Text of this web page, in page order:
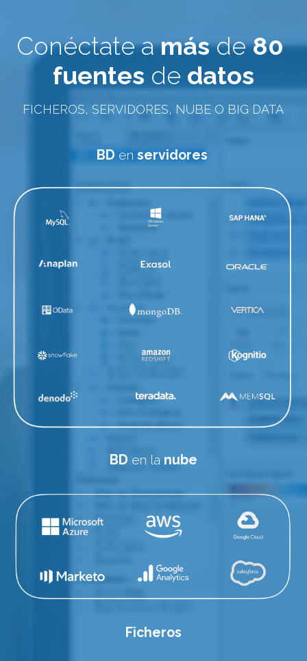
Conéctate a más de 80
fuentes de datos
FICHEROS, SERVIDORES, NUBE O BIG DATA
BD en servidores
BD en la nube
Ficheros